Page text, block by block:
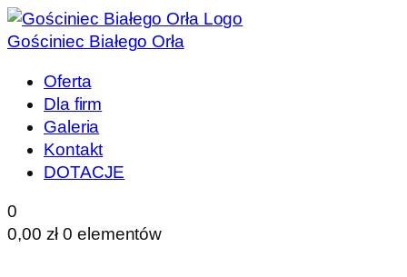
Gościniec Białego Orła
Oferta
Dla firm
Galeria
Kontakt
DOTACJE
0
0,00 zł 0 elementów